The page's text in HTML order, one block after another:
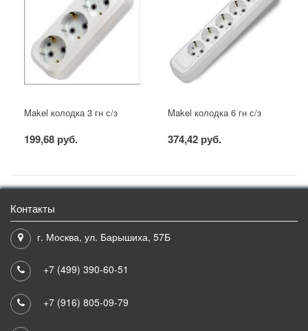
Makel колодка 3 гн с/з
199,68 руб.
Makel колодка 6 гн с/з
374,42 руб.
Контакты
г. Москва, ул. Барышиха, 57Б
+7 (499) 390-60-51
+7 (916) 805-09-79